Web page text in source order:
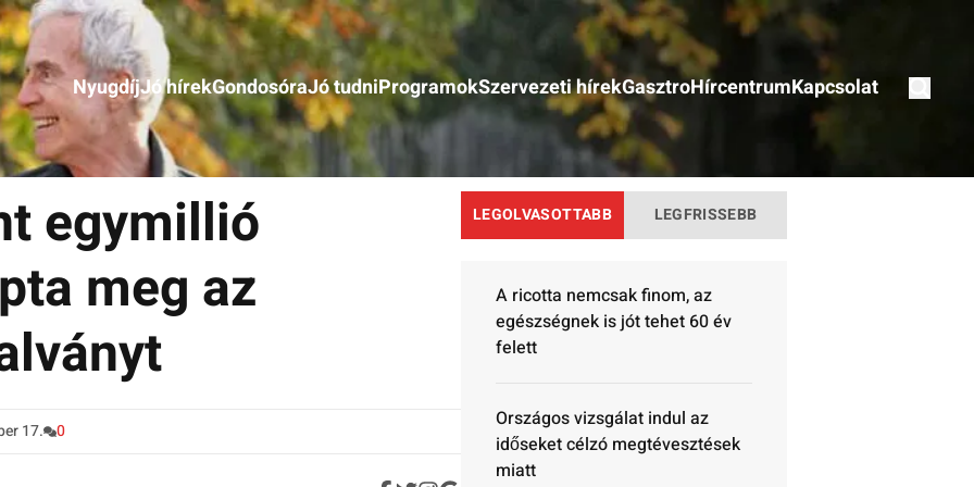
NyugdíjJó hírekGondosóraJó tudniProgramokSzervezeti hírekGasztroHírcentrumKapcsolat
egymillió
meg az
17. 0
LEGOLVASOTTABB LEGFRISSEBB
A ricotta nemcsak finom, az
egészségnek is jót tehet 60 év
felett
Országos vizsgálat indul az
időseket célzó megtévesztések
miatt